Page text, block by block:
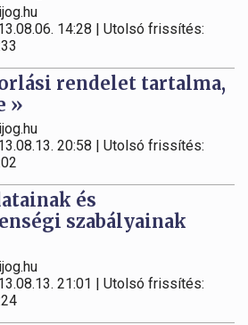
14:28 | Utolsó frissítés:
rendelet tartalma,
»
20:58 | Utolsó frissítés:
és
szabályainak
21:01 | Utolsó frissítés: